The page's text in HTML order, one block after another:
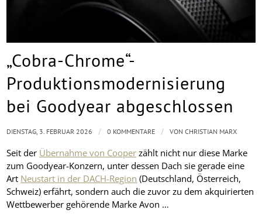
„Cobra-Chrome“-
Produktionsmodernisierung
bei Goodyear abgeschlossen
Seit der Übernahme von Cooper zählt nicht nur diese Marke
zum Goodyear-Konzern, unter dessen Dach sie gerade eine
Art Neustart in der DACH-Region (Deutschland, Österreich,
Schweiz) erfährt, sondern auch die zuvor zu dem akquirierten
Wettbewerber gehörende Marke Avon …
DIENSTAG, 3. FEBRUAR 2026 / 0 KOMMENTARE / VONCHRISTIAN MARX